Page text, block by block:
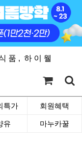
품 , 하 이 웰
특가 회원혜택
유 마누카꿀